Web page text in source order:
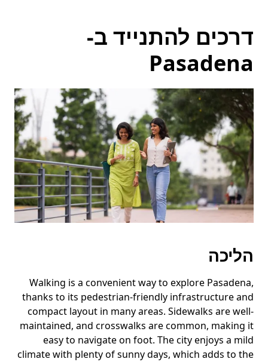
כדי
לפתוח
לוח
השנה
תאריך.
יש
ללחוץ
על
המקש
Esc
כדי
לסגור
את
לוח
השנה.
דרכים להתנייד ב-
Pasadena
הליכה
Walking is a convenient way to explore Pasadena,
thanks to its pedestrian-friendly infrastructure and
compact layout in many areas. Sidewalks are well-
maintained, and crosswalks are common, making it
easy to navigate on foot. The city enjoys a mild
climate with plenty of sunny days, which adds to the